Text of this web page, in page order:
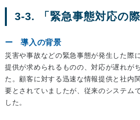
3-3. 「緊急事態対応の際
導入の背景
災害や事故などの緊急事態が発生した際
提供が求められるものの、対応が遅れが
た。顧客に対する迅速な情報提供と社内
要とされていましたが、従来のシステム
した。